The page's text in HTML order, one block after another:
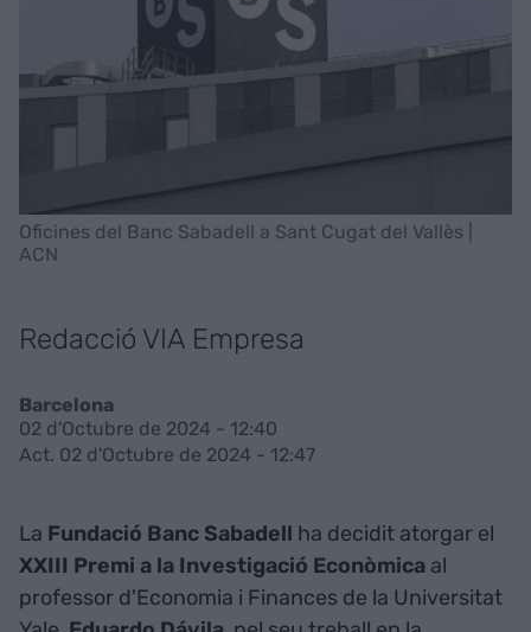
Oficines del Banc Sabadell a Sant Cugat del Vallès |
ACN
Redacció VIA Empresa
Barcelona
02 d'Octubre de 2024 - 12:40
Act. 02 d'Octubre de 2024 - 12:47
La Fundació Banc Sabadell ha decidit atorgar el
XXIII Premi a la Investigació Econòmica al
professor d'Economia i Finances de la Universitat